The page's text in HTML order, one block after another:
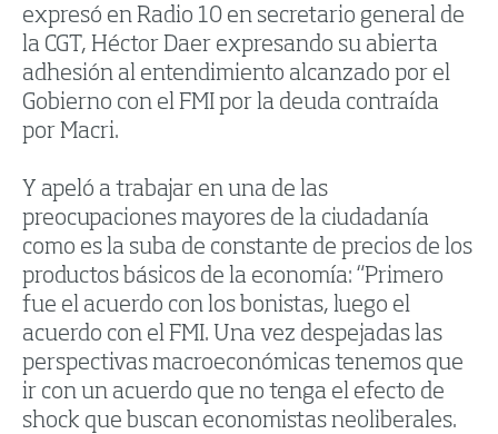
expresó en Radio 10 en secretario general de
la CGT, Héctor Daer expresando su abierta
adhesión al entendimiento alcanzado por el
Gobierno con el FMI por la deuda contraída
por Macri.
Y apeló a trabajar en una de las
preocupaciones mayores de la ciudadanía
como es la suba de constante de precios de los
productos básicos de la economía: “Primero
fue el acuerdo con los bonistas, luego el
acuerdo con el FMI. Una vez despejadas las
perspectivas macroeconómicas tenemos que
ir con un acuerdo que no tenga el efecto de
shock que buscan economistas neoliberales.